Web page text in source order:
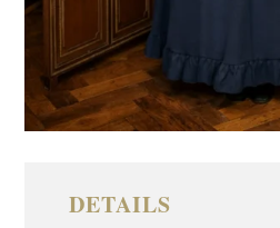
DETAILS